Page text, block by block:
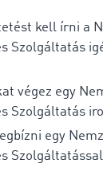
kell írni a
Szolgáltatás
végez egy
Szolgáltatás
egy